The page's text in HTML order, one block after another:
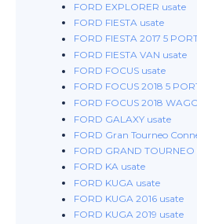
FORD EXPLORER usate
FORD FIESTA usate
FORD FIESTA 2017 5
FORD FIESTA VAN usate
FORD FOCUS usate
FORD FOCUS 2018 5
FORD FOCUS 2018
FORD GALAXY usate
FORD Gran Tourneo
FORD GRAND TOURNEO
FORD KA usate
FORD KUGA usate
FORD KUGA 2016 usate
FORD KUGA 2019 usate